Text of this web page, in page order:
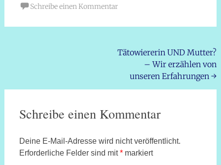
Schreibe einen Kommentar
Tätowiererin UND Mutter?
– Wir erzählen von
unseren Erfahrungen→
Schreibe einen Kommentar
Deine E-Mail-Adresse wird nicht veröffentlicht.
Erforderliche Felder sind mit*markiert